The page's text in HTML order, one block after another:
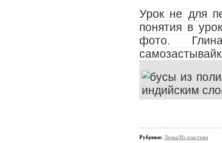
Урок не для
понятия в
фото.
Рубрики: Лепка/Из пластики